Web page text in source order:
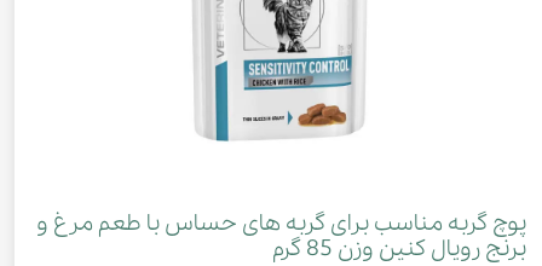
پوچ گربه مناسب برای گربه های حساس با طعم مرغ و
برنج رویال کنین وزن 85 گرم